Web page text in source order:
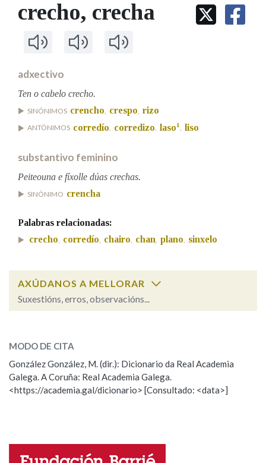
IDENTIDADE CORPORATIVA
MARCIAL DEL ADALID
CASA-MUSEO EMILIA PARDO
BAZÁN
FIGURAS HOMENAXEADAS
HISTORIA
Facebook
TwitterYoutubeInstagram
Bluesky
BUSCAR NOS LEMAS
Comeza por
Contén
BUSCAR NO CONTIDO
Na fraseoloxía
OUTRAS OPCIÓNS DE BUSCA
Marcas gramaticais
crecho, crecha
adxectivo
Ten o cabelo crecho.
SINÓNIMOS crencho, crespo, rizo
ANTÓNIMOS corredío, corredizo, laso1, liso
substantivo feminino
Peiteouna e fíxolle dúas crechas.
SINÓNIMO crencha
Palabras relacionadas:
crecho corredío chairo chan plano sinxelo
AXÚDANOS A MELLORAR
Suxestións, erros, observacións...
ESCOLLE UNHA OPCIÓN:
Observación Hai un erro na palabra
Propoño mellorar a definición
Nome
MODO DE CITA
González González, M. (dir.): Dicionario da Real Academia
Galega. A Coruña: Real Academia Galega.
<https://academia.gal/dicionario> [Consultado: <data>]